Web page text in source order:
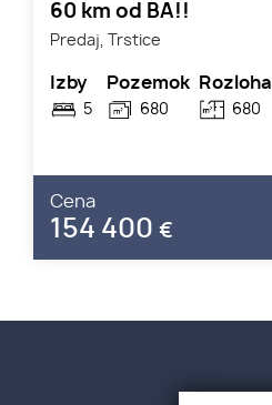
60 km od BA!!
Predaj, Trstice
Izby
5
Pozemok
680
Rozloha
680
Cena
154 400 €